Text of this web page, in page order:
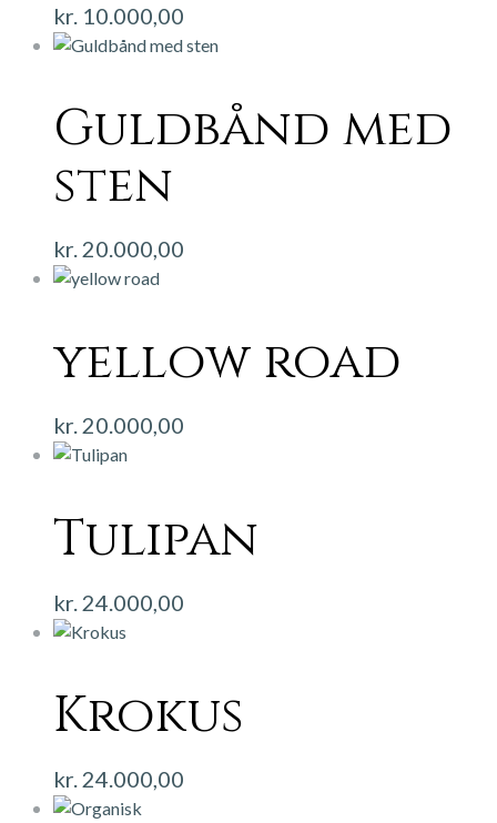
kr. 10.000,00
Guldbånd med
sten
kr. 20.000,00
yellow road
kr. 20.000,00
Tulipan
kr. 24.000,00
Krokus
kr. 24.000,00